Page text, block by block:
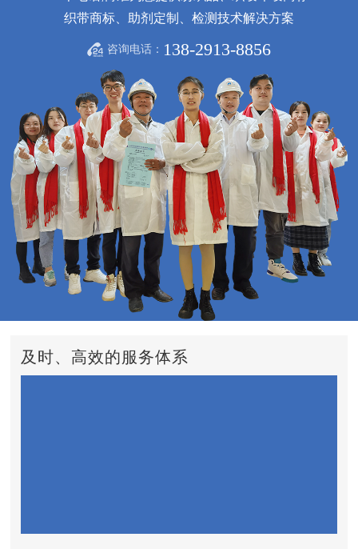
织带商标、助剂定制、检测技术解决方案
咨询电话： 138-2913-8856
及时、高效的服务体系